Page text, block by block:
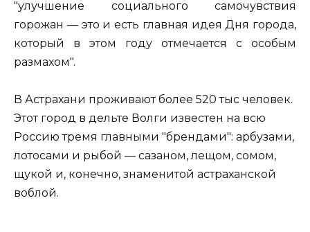
"улучшение социального самочувствия
горожан — это и есть главная идея Дня города,
который в этом году отмечается с особым
размахом".
В Астрахани проживают более 520 тыс человек.
Этот город в дельте Волги известен на всю
Россию тремя главными "брендами": арбузами,
лотосами и рыбой — сазаном, лещом, сомом,
щукой и, конечно, знаменитой астраханской
воблой.